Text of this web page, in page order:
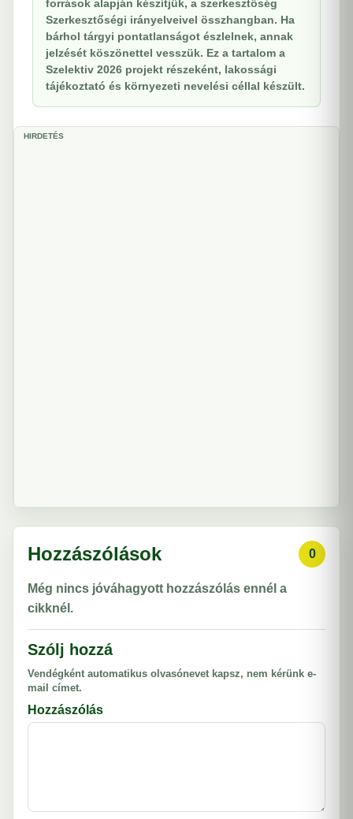
források alapján készítjük, a szerkesztőség
Szerkesztőségi irányelveivel összhangban. Ha
bárhol tárgyi pontatlanságot észlelnek, annak
jelzését köszönettel vesszük. Ez a tartalom a
Szelektiv 2026 projekt részeként, lakossági
tájékoztató és környezeti nevelési céllal készült.
HIRDETÉS
Hozzászólások 0
Még nincs jóváhagyott hozzászólás ennél a
cikknél.
Szólj hozzá
Vendégként automatikus olvasónevet kapsz, nem kérünk e-
mail címet.
Hozzászólás